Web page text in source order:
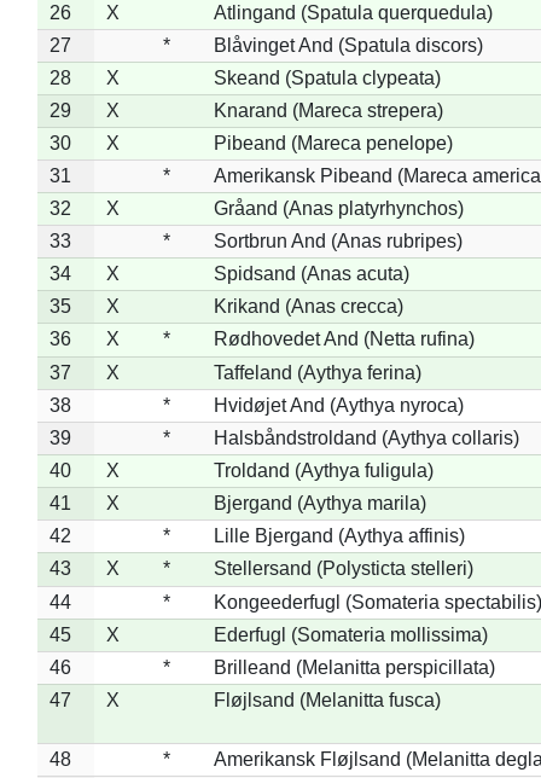
26
X
Atlingand (Spatula querquedula)
27
*
Blåvinget And (Spatula discors)
28
X
Skeand (Spatula clypeata)
29
X
Knarand (Mareca strepera)
30
X
Pibeand (Mareca penelope)
31
*
Amerikansk Pibeand (Mareca
32
X
Gråand (Anas platyrhynchos)
33
*
Sortbrun And (Anas rubripes)
34
X
Spidsand (Anas acuta)
35
X
Krikand (Anas crecca)
36
X *
Rødhovedet And (Netta rufina)
37
X
Taffeland (Aythya ferina)
38
*
Hvidøjet And (Aythya nyroca)
39
*
Halsbåndstroldand (Aythya collaris)
40
X
Troldand (Aythya fuligula)
41
X
Bjergand (Aythya marila)
42
*
Lille Bjergand (Aythya affinis)
43
X *
Stellersand (Polysticta stelleri)
44
*
Kongeederfugl (Somateria spectabilis)
45
X
Ederfugl (Somateria mollissima)
46
*
Brilleand (Melanitta perspicillata)
47
X Fløjlsand (Melanitta fusca)
48 *
Amerikansk Fløjlsand (Melanitta